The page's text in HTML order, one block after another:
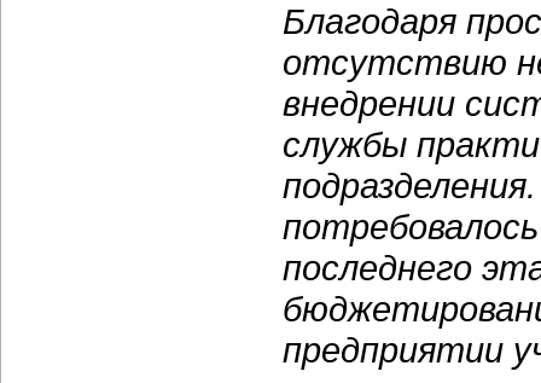
Благодаря
отсутствию
внедрении
службы
последнего
предприятии